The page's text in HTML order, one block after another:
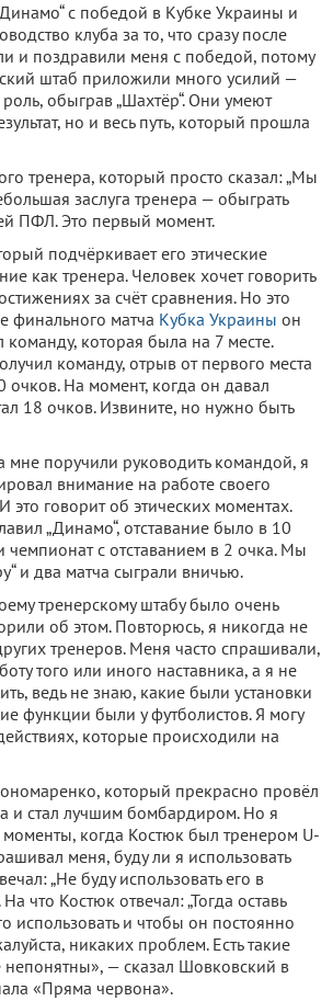
с победой в Кубке Украины и
клуба за то, что сразу после
и поздравили меня с победой, потому
штаб приложили много усилий —
обыграв „Шахтёр“. Они умеют
но и весь путь, который прошла
тренера, который просто сказал: „Мы
заслуга тренера — обыграть
ПФЛ. Это первый момент.
подчёркивает его этические
как тренера. Человек хочет говорить
за счёт сравнения. Но это
финального матча Кубка Украины он
команду, которая была на 7 месте.
команду, отрыв от первого места
очков. На момент, когда он давал
18 очков. Извините, но нужно быть
мне поручили руководить командой, я
внимание на работе своего
это говорит об этических моментах.
„Динамо“, отставание было в 10
чемпионат с отставанием в 2 очка. Мы
и два матча сыграли вничью.
тренерскому штабу было очень
об этом. Повторюсь, я никогда не
тренеров. Меня часто спрашивали,
того или иного наставника, а я не
ведь не знаю, какие были установки
функции были у футболистов. Я могу
которые происходили на
который прекрасно провёл
и стал лучшим бомбардиром. Но я
когда Костюк был тренером U-
меня, буду ли я использовать
„Не буду использовать его в
На что Костюк отвечал: „Тогда оставь
использовать и чтобы он постоянно
никаких проблем. Есть такие
— сказал Шовковский в
«Пряма червона».